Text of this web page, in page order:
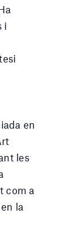
i
en
les
com a
la